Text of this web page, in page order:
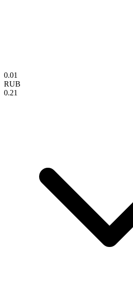
0.01
RUB
0.21